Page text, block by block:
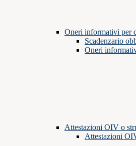
Oneri informativi per
Scadenzario
Oneri
Attestazioni OIV o
Attestazioni